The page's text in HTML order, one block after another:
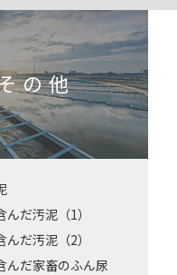
の他
んだ汚泥（1）
んだ汚泥（2）
んだ家畜のふん尿